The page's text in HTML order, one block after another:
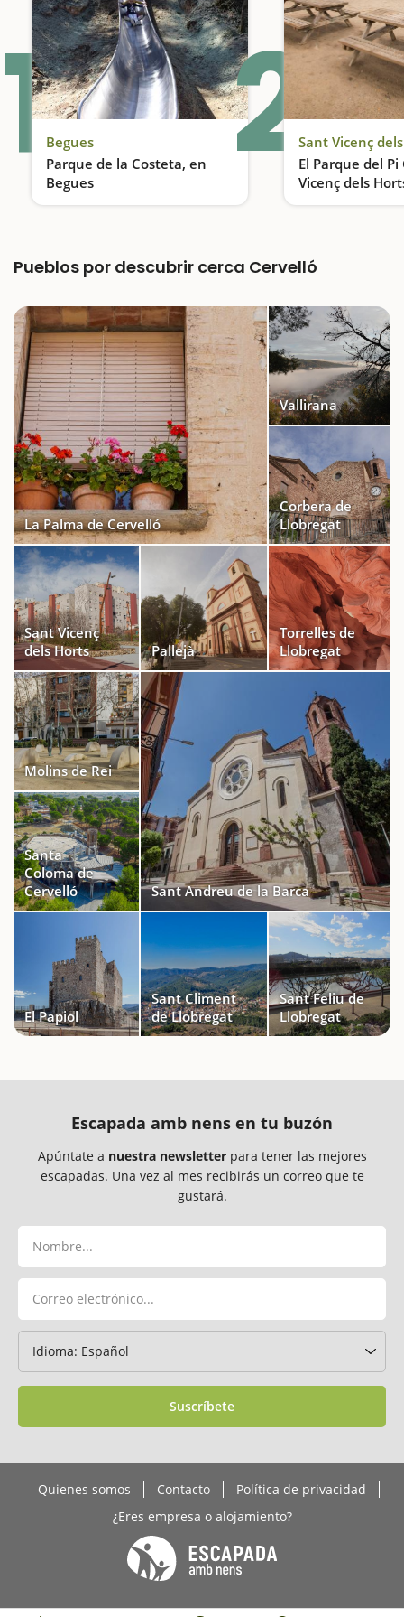
1 Begues
Parque de la Costeta, en
Begues
Toboganes gigantes en medio del bosque
2Sant Vicenç
El Parque del
Vicenç dels
Pueblos por descubrir cerca Cervelló
La Palma de Cervelló
Vallirana
Corbera de
Llobregat
Sant Vicenç
dels Horts
Pallejà
Torrelles de
Llobregat
Molins de Rei
Santa
Coloma de
Cervelló
Sant Andreu de la Barca
El Papiol
Sant Climent
de Llobregat
Sant Feliu de
Llobregat
Escapada amb nens en tu buzón
Apúntate a nuestra newsletterpara tener las mejores
escapadas. Una vez al mes recibirás un correo que te
gustará.
Suscríbete
Quienes somos Contacto
Política de privacidad
¿Eres empresa o alojamiento?